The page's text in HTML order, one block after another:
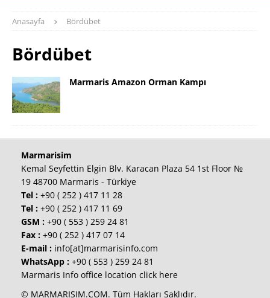
Anasayfa Bördübet
Bördübet
Marmaris Amazon Orman Kampı
Marmarisim
Kemal Seyfettin Elgin Blv. Karacan Plaza 54 1st Floor №
19 48700 Marmaris - Türkiye
Tel : +90 ( 252 ) 417 11 28
Tel : +90 ( 252 ) 417 11 69
GSM : +90 ( 553 ) 259 24 81
Fax : +90 ( 252 ) 417 07 14
E-mail : info[at]marmarisinfo.com
WhatsApp : +90 ( 553 ) 259 24 81
Marmaris Info office location click here
© MARMARISIM.COM. Tüm Hakları Saklıdır.